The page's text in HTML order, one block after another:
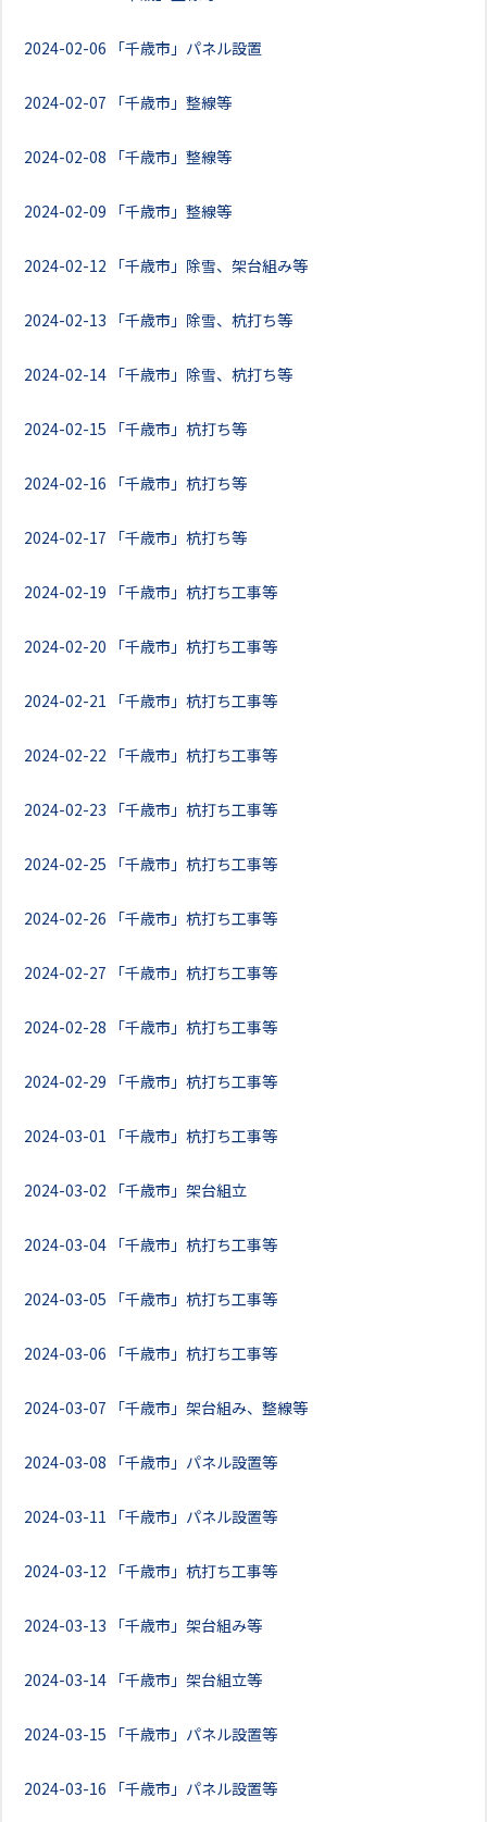
2024-02-06 「千歳市」パネル設置
2024-02-07 「千歳市」整線等
2024-02-08 「千歳市」整線等
2024-02-09 「千歳市」整線等
2024-02-12 「千歳市」除雪、架台組み等
2024-02-13 「千歳市」除雪、杭打ち等
2024-02-14 「千歳市」除雪、杭打ち等
2024-02-15 「千歳市」杭打ち等
2024-02-16 「千歳市」杭打ち等
2024-02-17 「千歳市」杭打ち等
2024-02-19 「千歳市」杭打ち工事等
2024-02-20 「千歳市」杭打ち工事等
2024-02-21 「千歳市」杭打ち工事等
2024-02-22 「千歳市」杭打ち工事等
2024-02-23 「千歳市」杭打ち工事等
2024-02-25 「千歳市」杭打ち工事等
2024-02-26 「千歳市」杭打ち工事等
2024-02-27 「千歳市」杭打ち工事等
2024-02-28 「千歳市」杭打ち工事等
2024-02-29 「千歳市」杭打ち工事等
2024-03-01 「千歳市」杭打ち工事等
2024-03-02 「千歳市」架台組立
2024-03-04 「千歳市」杭打ち工事等
2024-03-05 「千歳市」杭打ち工事等
2024-03-06 「千歳市」杭打ち工事等
2024-03-07 「千歳市」架台組み、整線等
2024-03-08 「千歳市」パネル設置等
2024-03-11 「千歳市」パネル設置等
2024-03-12 「千歳市」杭打ち工事等
2024-03-13 「千歳市」架台組み等
2024-03-14 「千歳市」架台組立等
2024-03-15 「千歳市」パネル設置等
2024-03-16 「千歳市」パネル設置等